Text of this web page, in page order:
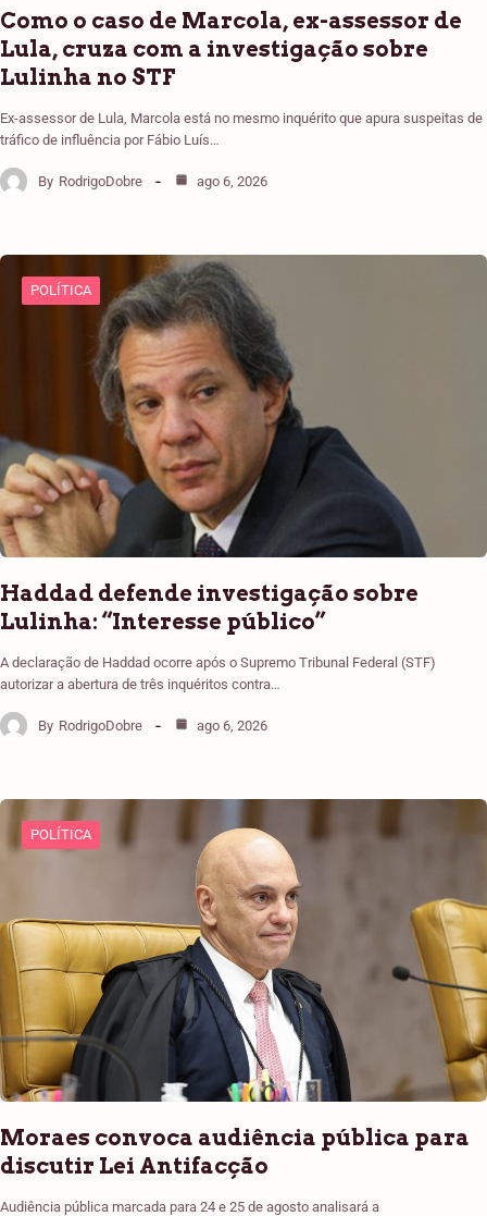
Como o caso de Marcola, ex-assessor de
Lula, cruza com a investigação sobre
Lulinha no STF
Ex-assessor de Lula, Marcola está no mesmo inquérito que apura suspeitas de
tráfico de influência por Fábio Luís…
By RodrigoDobre ago 6, 2026
POLÍTICA
Haddad defende investigação sobre
Lulinha: “Interesse público”
A declaração de Haddad ocorre após o Supremo Tribunal Federal (STF)
autorizar a abertura de três inquéritos contra…
By RodrigoDobre ago 6, 2026
POLÍTICA
Moraes convoca audiência pública para
discutir Lei Antifacção
Audiência pública marcada para 24 e 25 de agosto analisará a